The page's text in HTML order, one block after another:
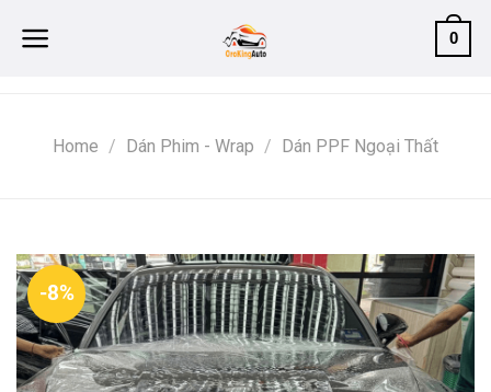
0
Home / Dán Phim - Wrap / Dán PPF Ngoại Thất
-8%